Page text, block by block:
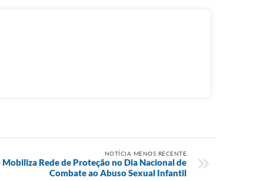
NOTÍCIA MENOS RECENTE
Rede de Proteção no Dia Nacional de
Combate ao Abuso Sexual Infantil